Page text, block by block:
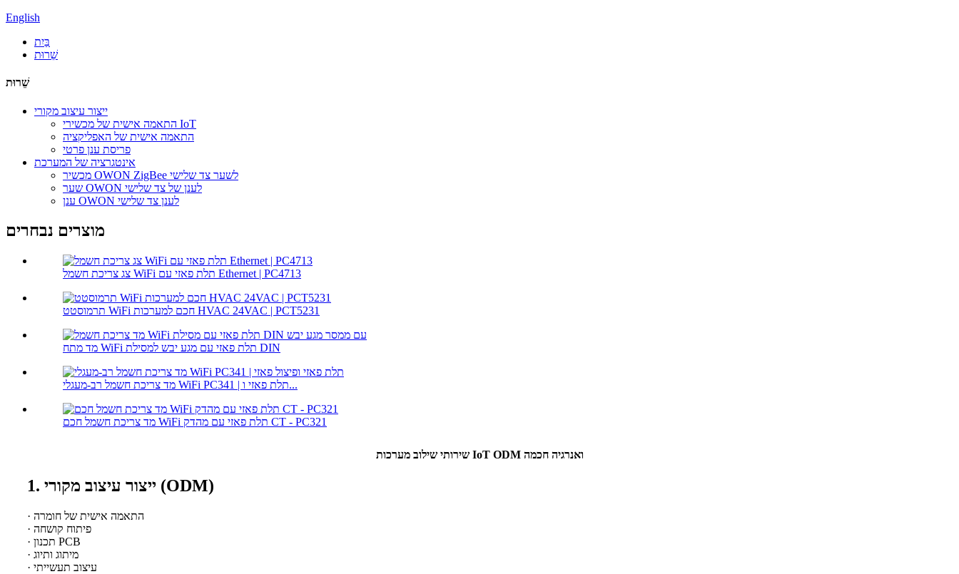
English
בַּיִת
שֵׁרוּת
שֵׁרוּת
ייצור עיצוב מקורי
התאמה אישית של מכשירי IoT
התאמה אישית של האפליקציה
פריסת ענן פרטי
אינטגרציה של המערכת
מכשיר OWON ZigBee לשער צד שלישי
שער OWON לענן של צד שלישי
ענן OWON לענן צד שלישי
מוצרים נבחרים
צג צריכת חשמל WiFi תלת פאזי עם Ethernet | PC4713
תרמוסטט WiFi חכם למערכות HVAC 24VAC | PCT5231
מד מתח WiFi תלת פאזי עם מגע יבש למסילת DIN
מד צריכת חשמל רב-מעגלי WiFi PC341 | תלת פאזי ו...
מד צריכת חשמל חכם WiFi תלת פאזי עם מהדק CT - PC321
שירותי שילוב מערכות IoT ODM ואנרגיה חכמה
1. ייצור עיצוב מקורי (ODM)
· התאמה אישית של חומרה
· פיתוח קושחה
· תכנון PCB
· מיתוג ותיוג
· עיצוב תעשייתי